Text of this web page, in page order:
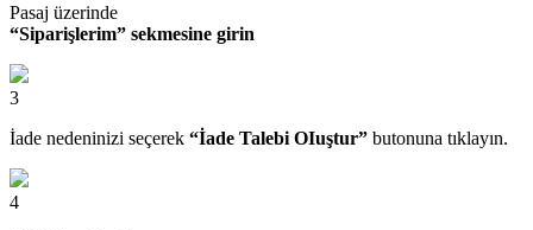
Pasaj üzerinde
“Siparişlerim” sekmesine girin
3
İade nedeninizi seçerek “İade Talebi OIuştur” butonuna tıklayın.
4